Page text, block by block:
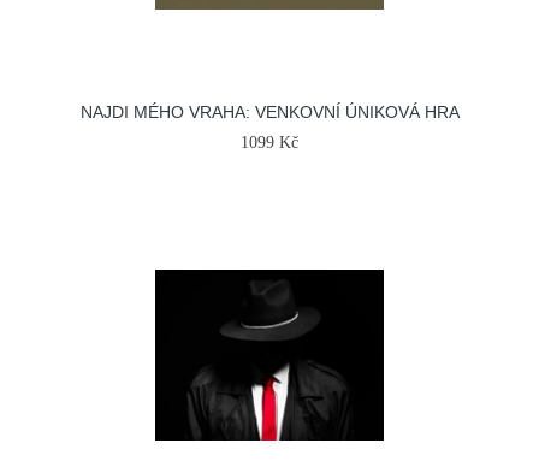
NAJDI MÉHO VRAHA: VENKOVNÍ ÚNIKOVÁ HRA
1099 Kč